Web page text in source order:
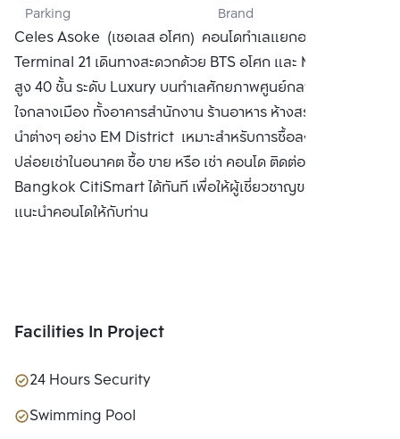
Parking
CO., LTD.
Brand
Celes Asoke (เซอเลส อโศก) คอนโดทำเลแยกอโศกและ
Terminal 21 เดินทางสะดวกด้วย BTS อโศก และ MRT สุขุมวิท
สูง 40 ชั้น ระดับ Luxury บนทำเลศักยภาพศูนย์กลางย่านธุรกิจ
ใจกลางเมือง ทั้งอาคารสำนักงาน ร้านอาหาร ห้างสรรพสินค้าชั้น
นำต่างๆ อย่าง EM District เหมาะสำหรับการซื้อลงทุนเพื่อ
ปล่อยเช่าในอนาคต ซื้อ ขาย หรือ เช่า คอนโด ติดต่อหาเรา
Bangkok CitiSmart ได้ทันที เพื่อให้ผู้เชี่ยวชาญของเราได้
แนะนำคอนโดให้กับท่าน
Facilities In Project
24 Hours Security
Swimming Pool